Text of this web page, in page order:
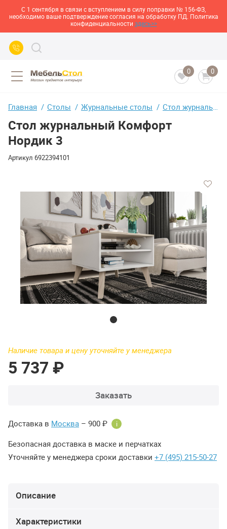
С 1 сентября в связи с вступлением в силу поправки № 156-ФЗ,
необходимо ваше подтверждение согласия на обработку ПД. Политика
конфиденциальности здесь>>
0 0
Главная Столы Журнальные столы Стол журнальный Комфорт Нордик 3
Стол журнальный Комфорт
Нордик 3
Артикул 6922394101
Наличие товара и цену уточняйте у менеджера
5 737 ₽
Заказать
Доставка в Москва – 900 ₽ i
Безопасная доставка в маске и перчатках
Уточняйте у менеджера сроки доставки +7 (495) 215-50-27
Описание
Характеристики